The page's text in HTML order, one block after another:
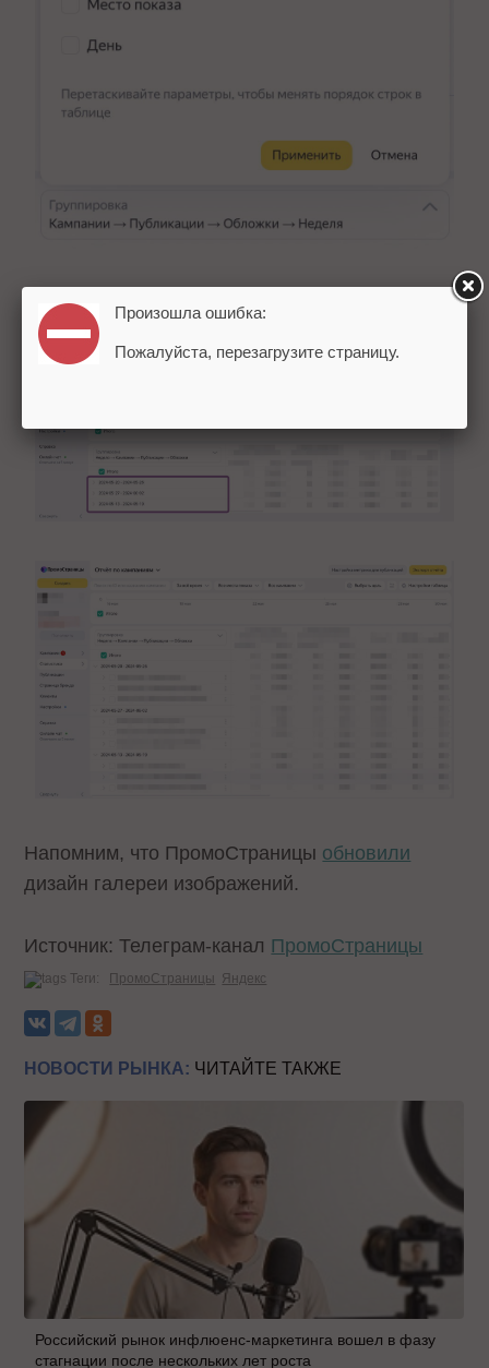
Напомним, что ПромоСтраницы обновили
дизайн галереи изображений.
Источник: Телеграм-канал ПромоСтраницы
Теги: ПромоСтраницы Яндекс
НОВОСТИ РЫНКА: ЧИТАЙТЕ ТАКЖЕ
Российский рынок инфлюенс-маркетинга вошел в фазу
стагнации после нескольких лет роста
Произошла ошибка:
Пожалуйста, перезагрузите страницу.